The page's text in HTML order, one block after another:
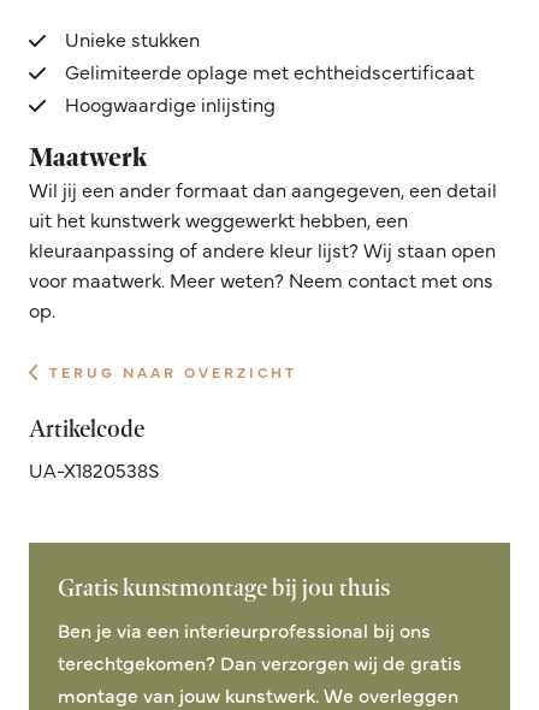
Unieke stukken
Gelimiteerde oplage met echtheidscertificaat
Hoogwaardige inlijsting
Maatwerk
Wil jij een ander formaat dan aangegeven, een detail
uit het kunstwerk weggewerkt hebben, een
kleuraanpassing of andere kleur lijst? Wij staan open
voor maatwerk. Meer weten? Neem contact met ons
op.
TERUG NAAR OVERZICHT
Artikelcode
UA-X1820538S
Gratis kunstmontage bij jou thuis
Ben je via een interieurprofessional bij ons
terechtgekomen? Dan verzorgen wij de gratis
montage van jouw kunstwerk. We overleggen